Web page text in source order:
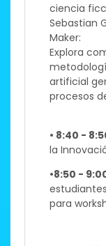
ciencia
Sebastian
Maker:​
Explora
artificial
procesos
• 8:40 -
la
•8:50 -
para